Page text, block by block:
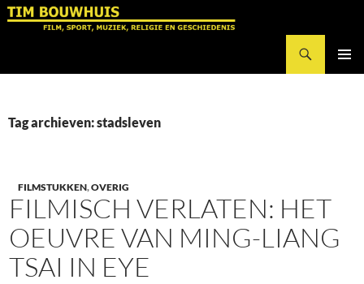
Ga
Tag archieven: stadsleven
FILMSTUKKEN,OVERIG
FILMISCH VERLATEN: HET
OEUVRE VAN MING-LIANG
TSAI IN EYE